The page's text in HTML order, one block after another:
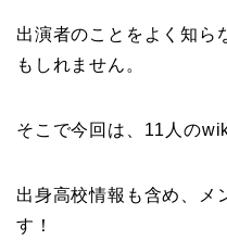
出演者のことをよく知ら
もしれません。
そこで今回は、11人の
出身高校情報も含め、メ
す！